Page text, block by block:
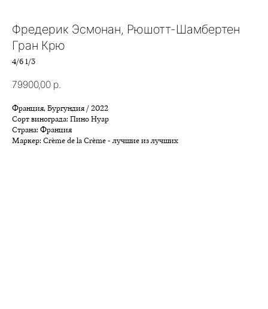
Фредерик Эсмонан, Рюшотт-Шамбертен
Гран Крю
4/6 1/3
79900,00 р.
Франция, Бургундия / 2022
Сорт винограда: Пино Нуар
Страна: Франция
Маркер: ⁠Сrème de la Crème - лучшие из лучших